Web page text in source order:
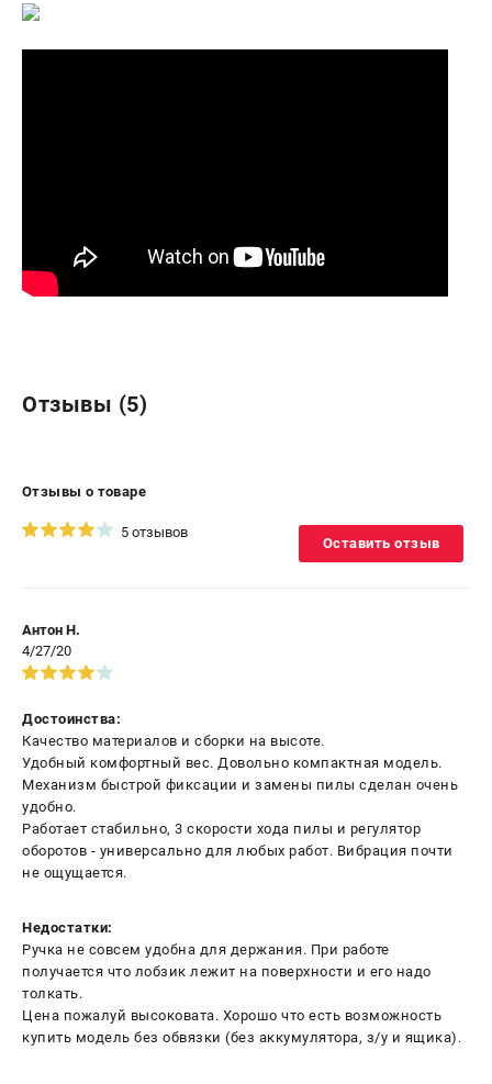
Отзывы (5)
Отзывы о товаре
5 отзывов
Оставить отзыв
Антон Н.
4/27/20
Достоинства:
Качество материалов и сборки на высоте.
Удобный комфортный вес. Довольно компактная модель.
Механизм быстрой фиксации и замены пилы сделан очень
удобно.
Работает стабильно, 3 скорости хода пилы и регулятор
оборотов - универсально для любых работ. Вибрация почти
не ощущается.
Недостатки:
Ручка не совсем удобна для держания. При работе
получается что лобзик лежит на поверхности и его надо
толкать.
Цена пожалуй высоковата. Хорошо что есть возможность
купить модель без обвязки (без аккумулятора, з/у и ящика).